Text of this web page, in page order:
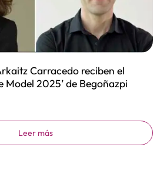
Carracedo reciben el
Model 2025’ de Begoñazpi
Leer más